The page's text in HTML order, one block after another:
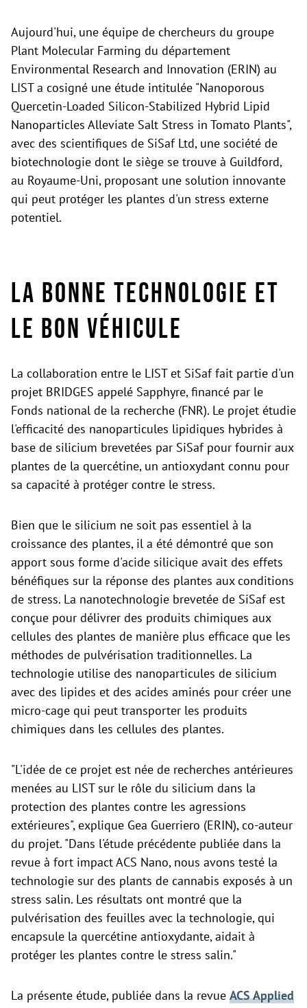
Aujourd'hui, une équipe de chercheurs du groupe
Plant Molecular Farming du département
Environmental Research and Innovation (ERIN) au
LIST a cosigné une étude intitulée "Nanoporous
Quercetin-Loaded Silicon-Stabilized Hybrid Lipid
Nanoparticles Alleviate Salt Stress in Tomato Plants",
avec des scientifiques de SiSaf Ltd, une société de
biotechnologie dont le siège se trouve à Guildford,
au Royaume-Uni, proposant une solution innovante
qui peut protéger les plantes d'un stress externe
potentiel.
La bonne technologie et
le bon véhicule
La collaboration entre le LIST et SiSaf fait partie d'un
projet BRIDGES appelé Sapphyre, financé par le
Fonds national de la recherche (FNR). Le projet étudie
l'efficacité des nanoparticules lipidiques hybrides à
base de silicium brevetées par SiSaf pour fournir aux
plantes de la quercétine, un antioxydant connu pour
sa capacité à protéger contre le stress.
Bien que le silicium ne soit pas essentiel à la
croissance des plantes, il a été démontré que son
apport sous forme d'acide silicique avait des effets
bénéfiques sur la réponse des plantes aux conditions
de stress. La nanotechnologie brevetée de SiSaf est
conçue pour délivrer des produits chimiques aux
cellules des plantes de manière plus efficace que les
méthodes de pulvérisation traditionnelles. La
technologie utilise des nanoparticules de silicium
avec des lipides et des acides aminés pour créer une
micro-cage qui peut transporter les produits
chimiques dans les cellules des plantes.
"L'idée de ce projet est née de recherches antérieures
menées au LIST sur le rôle du silicium dans la
protection des plantes contre les agressions
extérieures", explique Gea Guerriero (ERIN), co-auteur
du projet. "Dans l'étude précédente publiée dans la
revue à fort impact ACS Nano, nous avons testé la
technologie sur des plants de cannabis exposés à un
stress salin. Les résultats ont montré que la
pulvérisation des feuilles avec la technologie, qui
encapsule la quercétine antioxydante, aidait à
protéger les plantes contre le stress salin."
La présente étude, publiée dans la revue ACS Applied